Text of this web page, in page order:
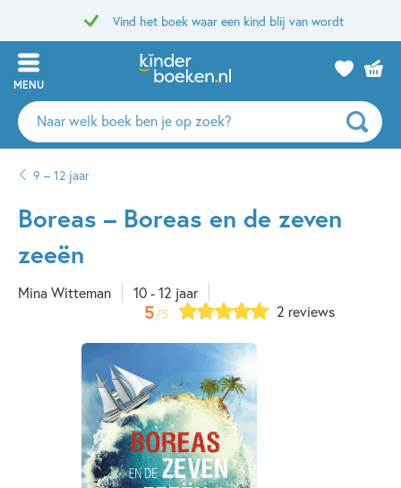
Vind het boek waar een kind blij van wordt
MENU
Zoeken
naar
auteurs
uitgevers
9 – 12 jaar
Boreas – Boreas en de zeven
zeeën
Mina Witteman 10 - 12 jaar
5/5 2 reviews